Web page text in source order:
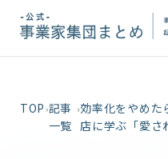
TOP 記事
一覧
効率化をやめた
店に学ぶ「愛さ